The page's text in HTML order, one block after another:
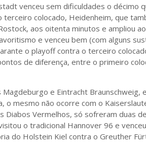
venceu sem dificuldades o décimo
terceiro colocado, Heidenheim, que
aos oitenta minutos e ampliou
e venceu bem (com alguns
o playoff contra o terceiro
de diferença, entre o primeiro
e Eintracht Braunschweig,
o mesmo não ocorre com o
Diabos Vermelhos, só sofreram duas
o tradicional Hannover 96 e
do Holstein Kiel contra o Greuther